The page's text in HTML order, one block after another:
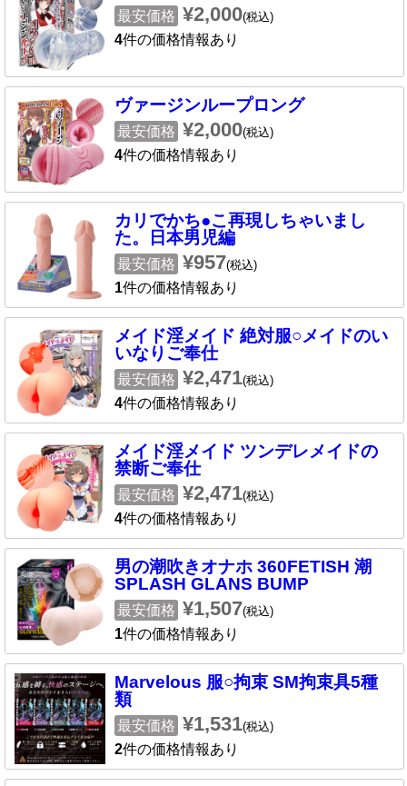
最安価格 ¥2,000(税込)
4件の価格情報あり
ヴァージンループロング
最安価格 ¥2,000(税込)
4件の価格情報あり
カリでかち●こ再現しちゃいまし
た。日本男児編
最安価格 ¥957(税込)
1件の価格情報あり
メイド淫メイド 絶対服○メイドのい
いなりご奉仕
最安価格 ¥2,471(税込)
4件の価格情報あり
メイド淫メイド ツンデレメイドの
禁断ご奉仕
最安価格 ¥2,471(税込)
4件の価格情報あり
男の潮吹きオナホ 360FETISH 潮
SPLASH GLANS BUMP
最安価格 ¥1,507(税込)
1件の価格情報あり
Marvelous 服○拘束 SM拘束具5種
類
最安価格 ¥1,531(税込)
2件の価格情報あり